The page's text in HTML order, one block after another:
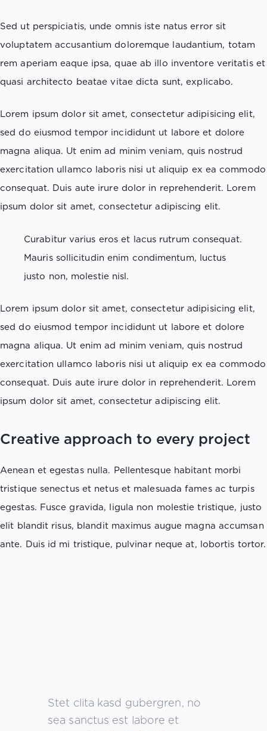
Sed ut perspiciatis, unde omnis iste natus error sit
voluptatem accusantium doloremque laudantium, totam
rem aperiam eaque ipsa, quae ab illo inventore veritatis et
quasi architecto beatae vitae dicta sunt, explicabo.
Lorem ipsum dolor sit amet, consectetur adipisicing elit,
sed do eiusmod tempor incididunt ut labore et dolore
magna aliqua. Ut enim ad minim veniam, quis nostrud
exercitation ullamco laboris nisi ut aliquip ex ea commodo
consequat. Duis aute irure dolor in reprehenderit. Lorem
ipsum dolor sit amet, consectetur adipiscing elit.
Curabitur varius eros et lacus rutrum consequat.
Mauris sollicitudin enim condimentum, luctus
justo non, molestie nisl.
Lorem ipsum dolor sit amet, consectetur adipisicing elit,
sed do eiusmod tempor incididunt ut labore et dolore
magna aliqua. Ut enim ad minim veniam, quis nostrud
exercitation ullamco laboris nisi ut aliquip ex ea commodo
consequat. Duis aute irure dolor in reprehenderit. Lorem
ipsum dolor sit amet, consectetur adipiscing elit.
Creative approach to every project
Aenean et egestas nulla. Pellentesque habitant morbi
tristique senectus et netus et malesuada fames ac turpis
egestas. Fusce gravida, ligula non molestie tristique, justo
elit blandit risus, blandit maximus augue magna accumsan
ante. Duis id mi tristique, pulvinar neque at, lobortis tortor.
Stet clita kasd gubergren, no
sea sanctus est labore et